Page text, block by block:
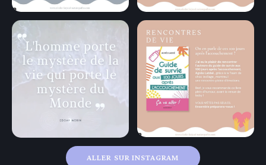
ALLER SUR INSTAGRAM